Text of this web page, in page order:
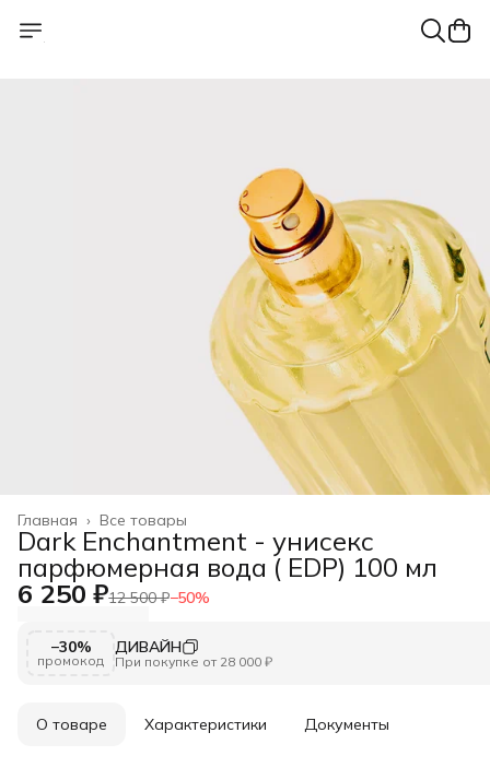
Все товары
Главная ›
Dark Enchantment - унисекс
парфюмерная вода ( EDP) 100 мл
6 250 ₽12 500 ₽−50%
−30%
промокод
ДИВАЙН
При покупке от 28 000 ₽
О товаре Характеристики Документы